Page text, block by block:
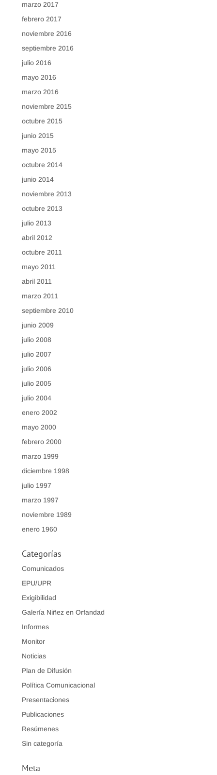
marzo 2017
febrero 2017
noviembre 2016
septiembre 2016
julio 2016
mayo 2016
marzo 2016
noviembre 2015
octubre 2015
junio 2015
mayo 2015
octubre 2014
junio 2014
noviembre 2013
octubre 2013
julio 2013
abril 2012
octubre 2011
mayo 2011
abril 2011
marzo 2011
septiembre 2010
junio 2009
julio 2008
julio 2007
julio 2006
julio 2005
julio 2004
enero 2002
mayo 2000
febrero 2000
marzo 1999
diciembre 1998
julio 1997
marzo 1997
noviembre 1989
enero 1960
Categorías
Comunicados
EPU/UPR
Exigibilidad
Galería Niñez en Orfandad
Informes
Monitor
Noticias
Plan de Difusión
Política Comunicacional
Presentaciones
Publicaciones
Resúmenes
Sin categoría
Meta